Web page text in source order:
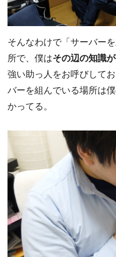
そんなわけで「サーバー
所で、僕はその辺の知識
強い助っ人をお呼びして
バーを組んでいる場所は
かってる。